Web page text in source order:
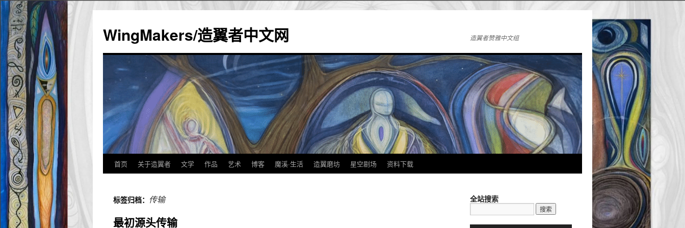
WingMakers/造翼者中文网 造翼者赞雅中文组
正
文
首页 关于造翼者 文学 作品 艺术 博客 魔溪·生活 造翼磨坊 星空剧场 资料下载
标签归档： 传输
最初源头传输
全站搜索